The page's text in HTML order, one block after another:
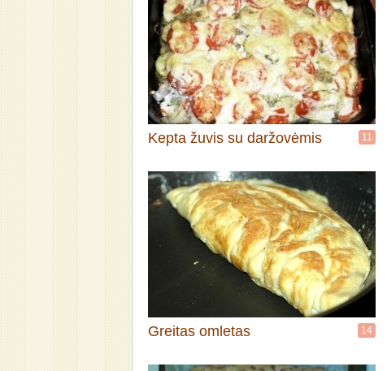
Kepta žuvis su daržovėmis 11
Greitas omletas 14